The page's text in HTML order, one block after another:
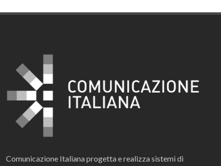
Comunicazione Italiana progetta e realizza sistemi di